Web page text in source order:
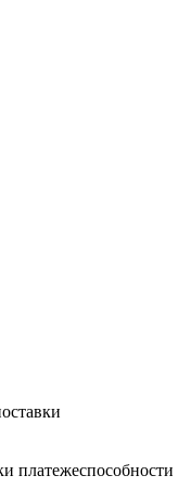
платежеспособности